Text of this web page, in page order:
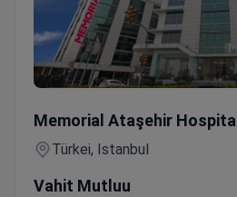
Memorial Ataşehir Hospital
Türkei, Istanbul
Vahit Mutluu